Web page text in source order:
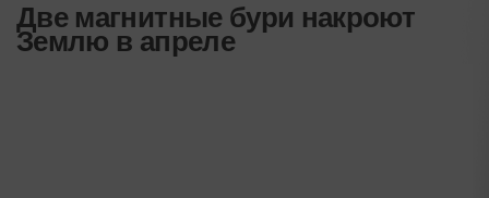
Две магнитные бури накроют
Землю в апреле